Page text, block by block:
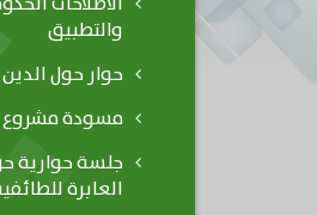
والتطبيق
حوار حول
مسودة مشروع
جلسة حوارية
العابرة